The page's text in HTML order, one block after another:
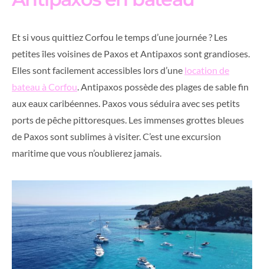
Et si vous quittiez Corfou le temps d’une journée ? Les
petites îles voisines de Paxos et Antipaxos sont grandioses.
Elles sont facilement accessibles lors d’une location de
bateau à Corfou . Antipaxos possède des plages de sable fin
aux eaux caribéennes. Paxos vous séduira avec ses petits
ports de pêche pittoresques. Les immenses grottes bleues
de Paxos sont sublimes à visiter. C’est une excursion
maritime que vous n’oublierez jamais.